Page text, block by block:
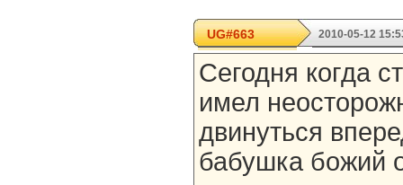
UG#663 2010-05-12
Сегодня когда
имел
двинуться
бабушка божий